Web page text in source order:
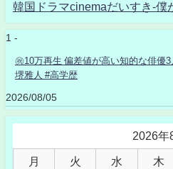
韓国ドラマcinemaだいすき-僕
1 -
㊗️10万再生 偏差値が高い知的な俳優
堺雅人 #高学歴
2026/08/05
2026年
月 火 水 木